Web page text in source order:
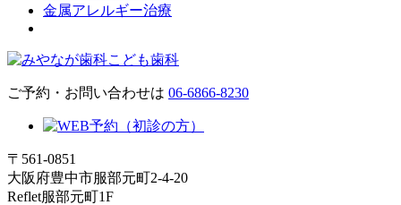
金属アレルギー治療
ご予約・お問い合わせは 06-6866-8230
〒561-0851
大阪府豊中市服部元町2-4-20
Reflet服部元町1F